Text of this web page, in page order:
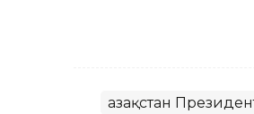
Қазақстан